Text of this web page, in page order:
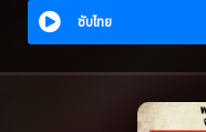
ซับไทย